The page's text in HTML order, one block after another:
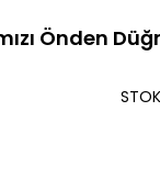
Önden